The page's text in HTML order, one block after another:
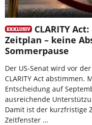
CLARITY
Zeitplan – keine
Sommerpause
Der US-Senat wird vor
CLARITY Act
Entscheidung auf
ausreichende
Damit ist der kurzfristige
Zeitfenster …